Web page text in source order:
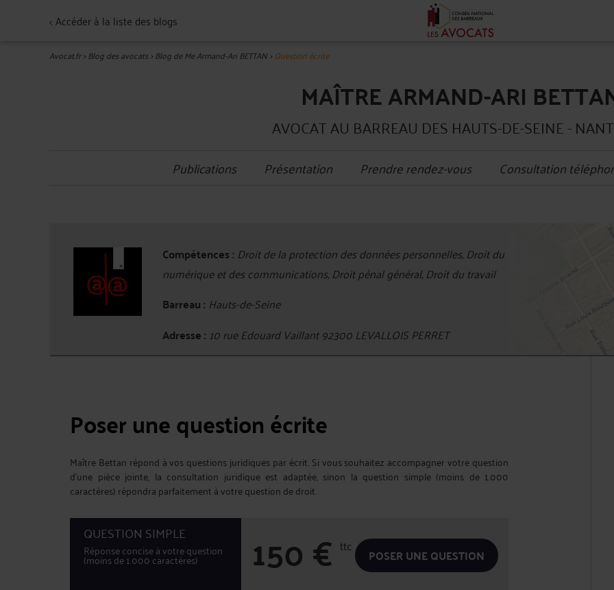
<Accéder à la liste des blogs
Avocat.fr>Blog des avocats>Blog de Me Armand-Ari BETTAN> Question écrite
MAÎTRE ARMAND-ARI
AVOCAT AU BARREAU DES HAUTS-DE-SEINE -
Publications Présentation Prendre rendez-vous Consultation
Compétences : Droit de la protection des données personnelles, Droit du
numérique et des communications, Droit pénal général, Droit du travail
Barreau : Hauts-de-Seine
Adresse : 10 rue Edouard Vaillant 92300 LEVALLOIS PERRET
−
Poser une question écrite
Maître Bettan répond à vos questions juridiques par écrit. Si vous souhaitez accompagner votre question
d'une pièce jointe, la consultation juridique est adaptée, sinon la question simple (moins de 1.000
caractères) répondra parfaitement à votre question de droit.
QUESTION SIMPLE
Réponse concise à votre question
(moins de 1.000 caractères) 150€ ttc
POSER UNE QUESTION